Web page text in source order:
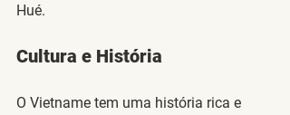
Hué.
Cultura e História
O Vietname tem uma história rica e